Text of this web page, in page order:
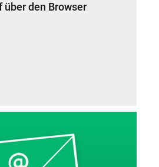
den Browser